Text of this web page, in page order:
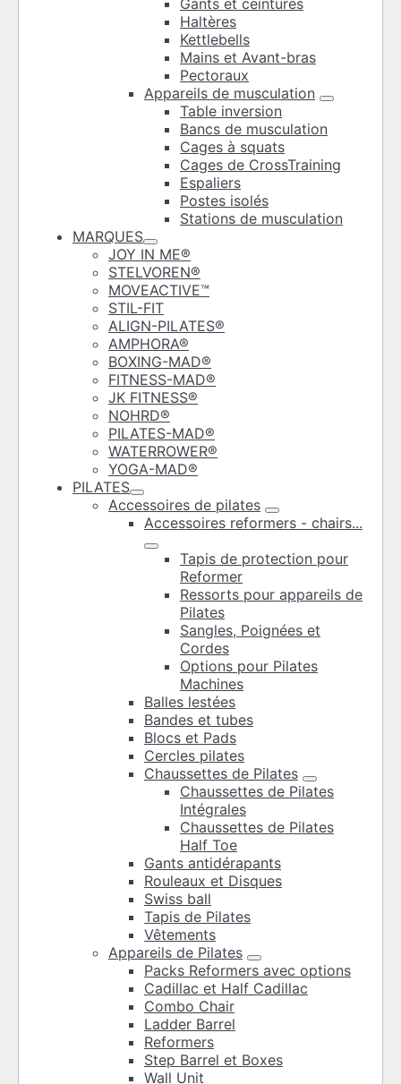
Haltères
Kettlebells
Mains et Avant-bras
Pectoraux
Appareils de musculation
Table inversion
Bancs de musculation
Cages à squats
Cages de CrossTraining
Espaliers
Postes isolés
Stations de musculation
MARQUES
JOY IN ME®
STELVOREN®
MOVEACTIVE™
STIL-FIT
ALIGN-PILATES®
AMPHORA®
BOXING-MAD®
FITNESS-MAD®
JK FITNESS®
NOHRD®
PILATES-MAD®
WATERROWER®
YOGA-MAD®
PILATES
Accessoires de pilates
Accessoires reformers - chairs...
Tapis de protection pour
Reformer
Ressorts pour appareils de
Pilates
Sangles, Poignées et
Cordes
Options pour Pilates
Machines
Balles lestées
Bandes et tubes
Blocs et Pads
Cercles pilates
Chaussettes de Pilates
Chaussettes de Pilates
Intégrales
Chaussettes de Pilates
Half Toe
Gants antidérapants
Rouleaux et Disques
Swiss ball
Tapis de Pilates
Vêtements
Appareils de Pilates
Packs Reformers avec options
Cadillac et Half Cadillac
Combo Chair
Ladder Barrel
Reformers
Step Barrel et Boxes
Wall Unit